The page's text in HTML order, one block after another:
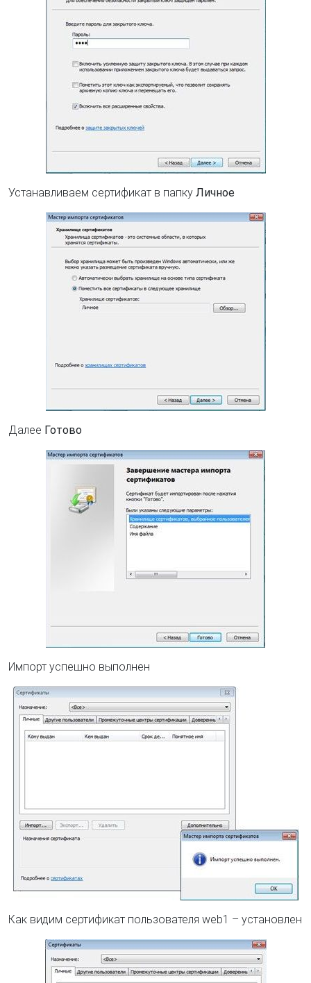
Устанавливаем сертификат в папку Личное
Далее Готово
Импорт успешно выполнен
Как видим сертификат пользователя web1 – установлен